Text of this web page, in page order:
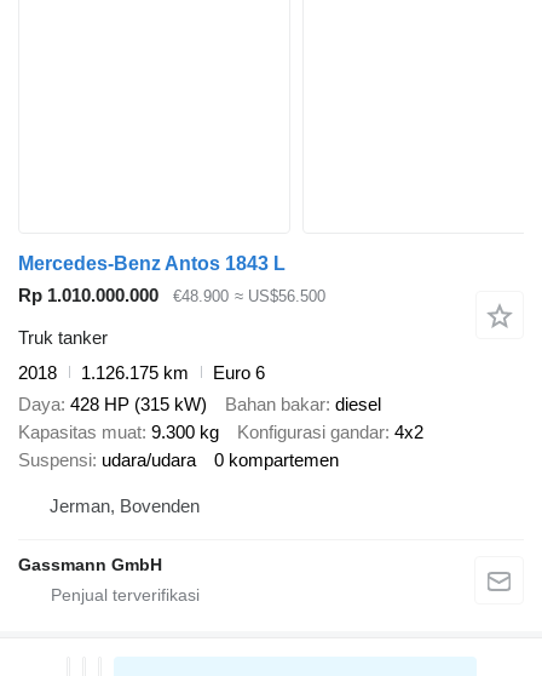
Mercedes-Benz Antos 1843 L
Rp 1.010.000.000
€48.900 ≈ US$56.500
Truk tanker
2018
1.126.175 km
Euro 6
Daya 428 HP (315 kW) Bahan bakar diesel
Kapasitas muat 9.300 kg Konfigurasi gandar 4x2
Suspensi udara/udara 0 kompartemen
Jerman, Bovenden
Gassmann GmbH